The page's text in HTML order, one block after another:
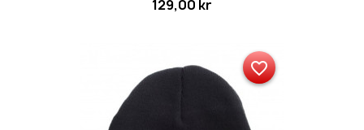
129,00 kr
favorite_border